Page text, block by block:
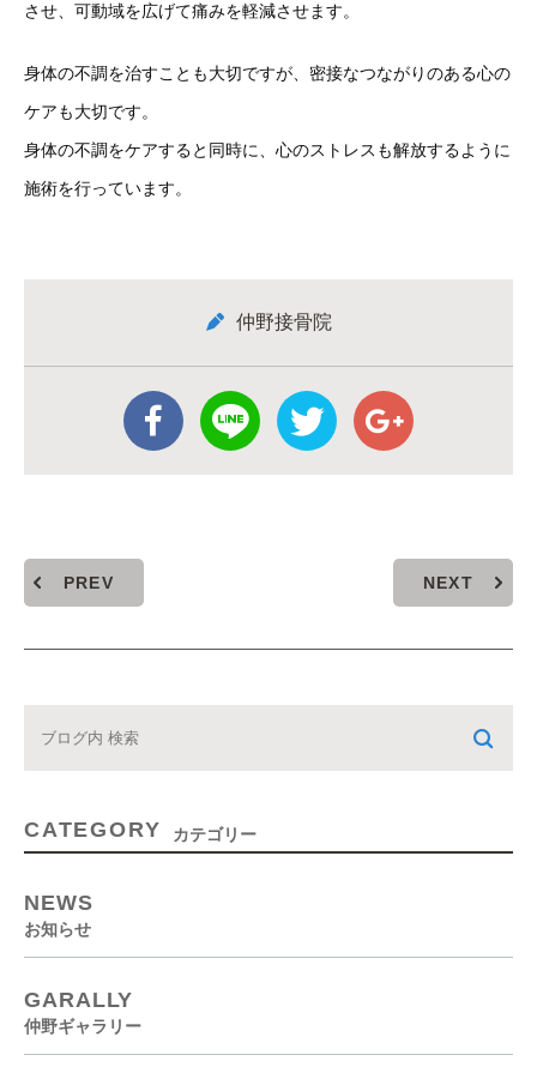
させ、可動域を広げて痛みを軽減させます。
身体の不調を治すことも大切ですが、密接なつながりのある心の
ケアも大切です。
身体の不調をケアすると同時に、心のストレスも解放するように
施術を行っています。
仲野接骨院
PREV NEXT
CATEGORY カテゴリー
NEWS
お知らせ
GARALLY
仲野ギャラリー